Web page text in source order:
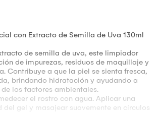
con Extracto de Semilla de Uva 130ml
de semilla de uva, este limpiador
de impurezas, residuos de maquillaje y
Contribuye a que la piel se sienta fresca,
brindando hidratación y ayudando a
los factores ambientales.
el rostro con agua. Aplicar una
del gel y masajear suavemente en círculos